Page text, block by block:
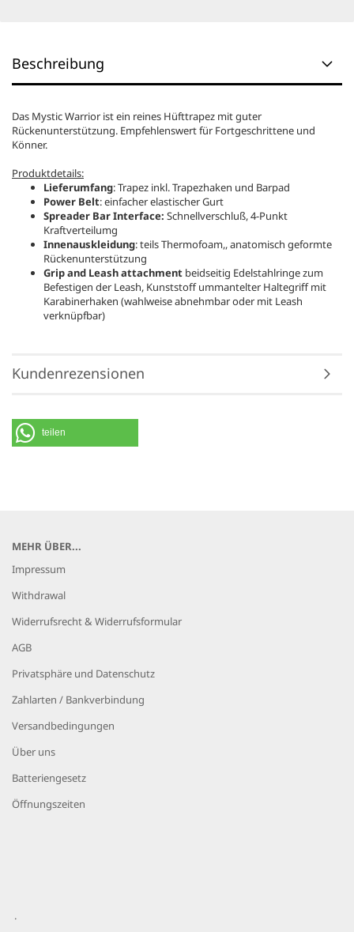
Beschreibung
Das Mystic Warrior ist ein reines Hüfttrapez mit guter
Rückenunterstützung. Empfehlenswert für Fortgeschrittene und
Könner.
Produktdetails:
Lieferumfang: Trapez inkl. Trapezhaken und Barpad
Power Belt: einfacher elastischer Gurt
Spreader Bar Interface: Schnellverschluß, 4-Punkt
Kraftverteilumg
Innenauskleidung: teils Thermofoam,, anatomisch geformte
Rückenunterstützung
Grip and Leash attachment beidseitig Edelstahlringe zum
Befestigen der Leash, Kunststoff ummantelter Haltegriff mit
Karabinerhaken (wahlweise abnehmbar oder mit Leash
verknüpfbar)
Kundenrezensionen
teilen
MEHR ÜBER...
Impressum
Withdrawal
Widerrufsrecht & Widerrufsformular
AGB
Privatsphäre und Datenschutz
Zahlarten / Bankverbindung
Versandbedingungen
Über uns
Batteriengesetz
Öffnungszeiten
.